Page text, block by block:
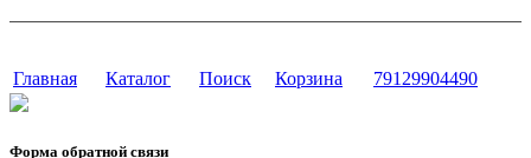
Главная Каталог Поиск Корзина 79129904490
Форма обратной связи